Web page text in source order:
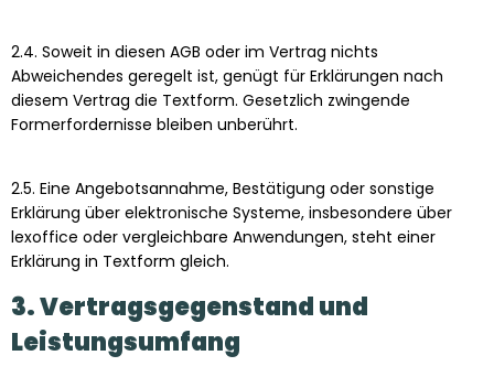
2.4. Soweit in diesen AGB oder im Vertrag nichts
Abweichendes geregelt ist, genügt für Erklärungen nach
diesem Vertrag die Textform. Gesetzlich zwingende
Formerfordernisse bleiben unberührt.
2.5. Eine Angebotsannahme, Bestätigung oder sonstige
Erklärung über elektronische Systeme, insbesondere über
lexoffice oder vergleichbare Anwendungen, steht einer
Erklärung in Textform gleich.
3. Vertragsgegenstand und
Leistungsumfang